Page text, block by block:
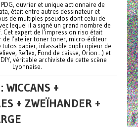
PDG, ouvrier et unique actionnaire de
était entre autres dessinateur et
de multiples pseudos dont celui de
lequel il a signé un grand nombre de
Cet expert de l’impression riso était
de l’atelier toner toner, micro-éditeur
tutos papier, inlassable duplicopieur de
Reflex, Fond de caisse, Orion...) et
véritable archiviste de cette scène
Lyonnaise.
+
+ ZWEÏHANDER +